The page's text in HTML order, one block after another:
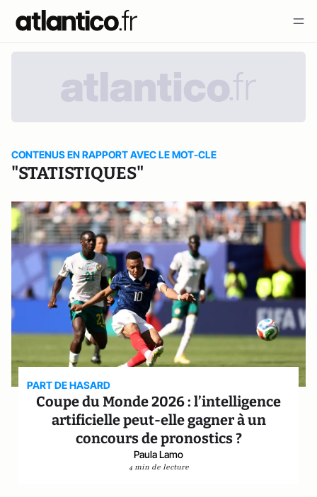
CONTENUS EN RAPPORT AVEC LE MOT-CLE
"STATISTIQUES"
PART DE HASARD
Coupe du Monde 2026 : l’intelligence
artificielle peut-elle gagner à un
concours de pronostics ?
Paula Lamo
4 min de lecture